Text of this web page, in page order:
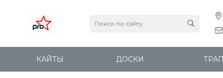
КАЙТЫ ДОСКИ